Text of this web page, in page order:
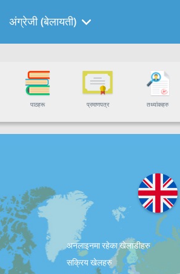
अंग्रेजी (बेलायती)
पाठहरू प्रमाणपत्र तथ्यांकहरु
अनलाइनमा रहेका खेलाडीहरु
सक्रिय खेलहरु